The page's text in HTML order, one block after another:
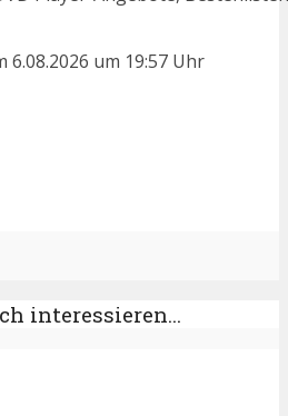
um 19:57 Uhr
interessieren...